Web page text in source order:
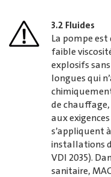
3.2 Fluides
La pompe
faible
explosifs
longues qui
de
aux
s’appliquent
installations
VDI 2035).
sanitaire,